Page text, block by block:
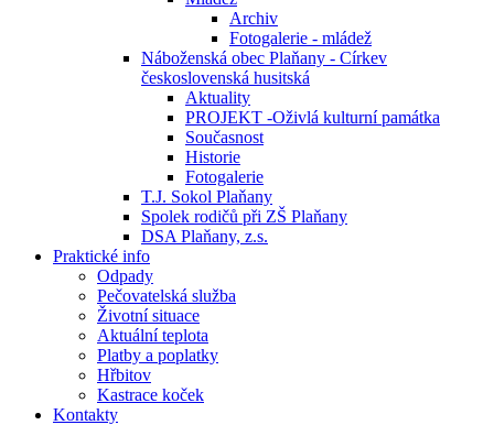
Archiv
Fotogalerie - mládež
Náboženská obec Plaňany - Církev
československá husitská
Aktuality
PROJEKT -Oživlá kulturní památka
Současnost
Historie
Fotogalerie
T.J. Sokol Plaňany
Spolek rodičů při ZŠ Plaňany
DSA Plaňany, z.s.
Praktické info
Odpady
Pečovatelská služba
Životní situace
Aktuální teplota
Platby a poplatky
Hřbitov
Kastrace koček
Kontakty